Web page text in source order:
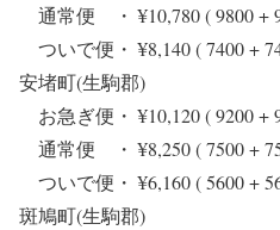
通常便 ・ ¥10,780 ( 9800
ついで便・ ¥8,140 ( 7400
安堵町(生駒郡)
お急ぎ便・ ¥10,120 ( 9200
通常便 ・ ¥8,250 ( 7500 +
ついで便・ ¥6,160 ( 5600
斑鳩町(生駒郡)